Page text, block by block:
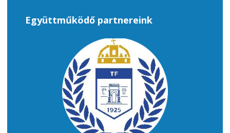
Együttműködő partnereink